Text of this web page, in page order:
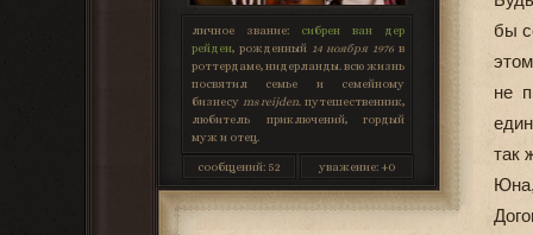
личное звание:
сибрен ван дер
рейден, рожденный 14 ноября 1976 в
роттердаме, нидерланды. всю жизнь
посвятил семье и семейному
бизнесу ms reijden. путешественник,
любитель приключений, гордый
муж и отец.
сообщений:52 уважение: +0
бы
не
так